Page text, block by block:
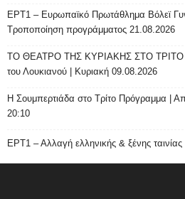
ΕΡΤ1 – Ευρωπαϊκό Πρωτάθλημα Βόλεϊ
Τροποποίηση προγράμματος 21.08.2026
ΤΟ ΘΕΑΤΡΟ ΤΗΣ ΚΥΡΙΑΚΗΣ ΣΤΟ ΤΡΙΤΟ
του Λουκιανού | Κυριακή 09.08.2026
H Σουμπερτιάδα στο Τρίτο Πρόγραμμα |
20:10
ΕΡΤ1 – Αλλαγή ελληνικής & ξένης